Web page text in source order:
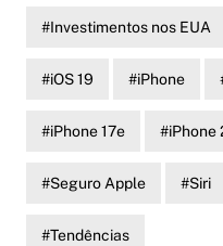
Investimentos nos EUA
iOS 19 iPhone
iPhone 17e iPhone
Seguro Apple Siri
Tendências